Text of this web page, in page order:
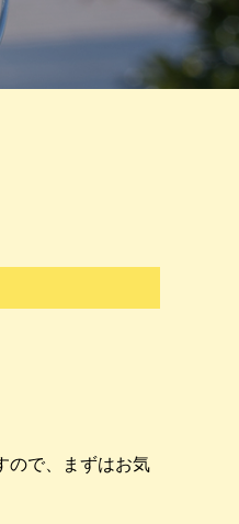
ので、まずはお気